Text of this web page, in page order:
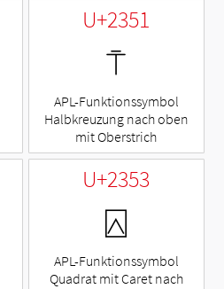
U+2351
⍑
APL-Funktionssymbol
Halbkreuzung nach oben
mit Oberstrich
U+2353
⍓
APL-Funktionssymbol
Quadrat mit Caret nach